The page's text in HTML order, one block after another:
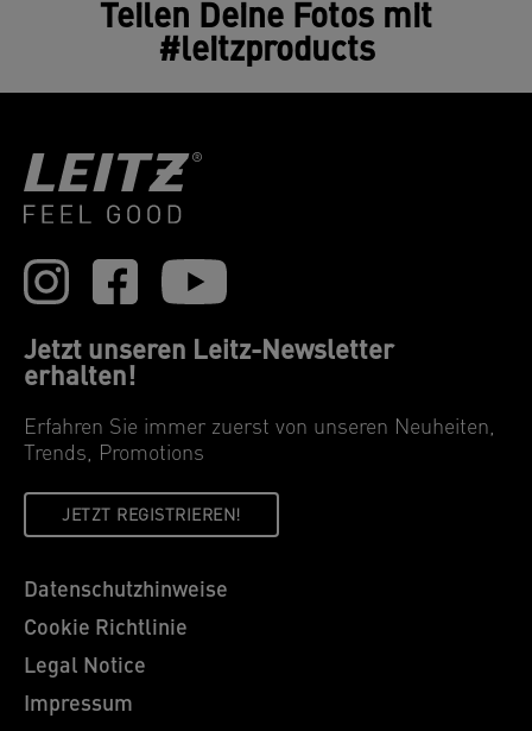
Teilen Deine Fotos mit
#leitzproducts
Jetzt unseren Leitz-Newsletter
erhalten!
Erfahren Sie immer zuerst von unseren Neuheiten,
Trends, Promotions
JETZT REGISTRIEREN!
Datenschutzhinweise
Cookie Richtlinie
Legal Notice
Impressum